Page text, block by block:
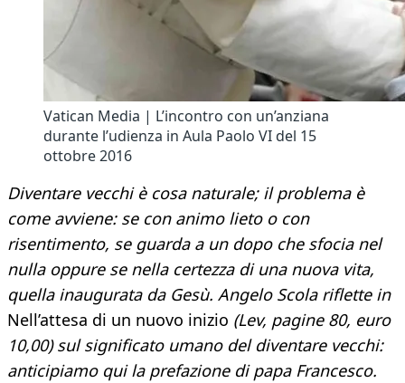
Vatican Media | L’incontro con un’anziana
durante l’udienza in Aula Paolo VI del 15
ottobre 2016
Diventare vecchi è cosa naturale; il problema è
come avviene: se con animo lieto o con
risentimento, se guarda a un dopo che sfocia nel
nulla oppure se nella certezza di una nuova vita,
quella inaugurata da Gesù. Angelo Scola riflette in
Nell’attesa di un nuovo inizio (Lev, pagine 80, euro
10,00) sul significato umano del diventare vecchi:
anticipiamo qui la prefazione di papa Francesco.